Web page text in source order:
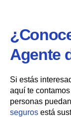
Agente
Si estás
aquí te
personas
seguros está